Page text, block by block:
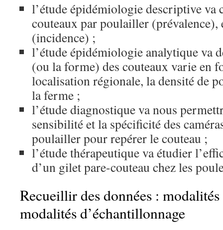
l’étude épidémiologie descriptive va
couteaux par poulailler (prévalence),
(incidence) ;
l’étude épidémiologie analytique va
(ou la forme) des couteaux varie en
localisation régionale, la densité de
la ferme ;
l’étude diagnostique va nous
sensibilité et la spécificité des
poulailler pour repérer le couteau ;
l’étude thérapeutique va étudier
d’un gilet pare-couteau chez les
Recueillir des données :
modalités d’échantillonnage